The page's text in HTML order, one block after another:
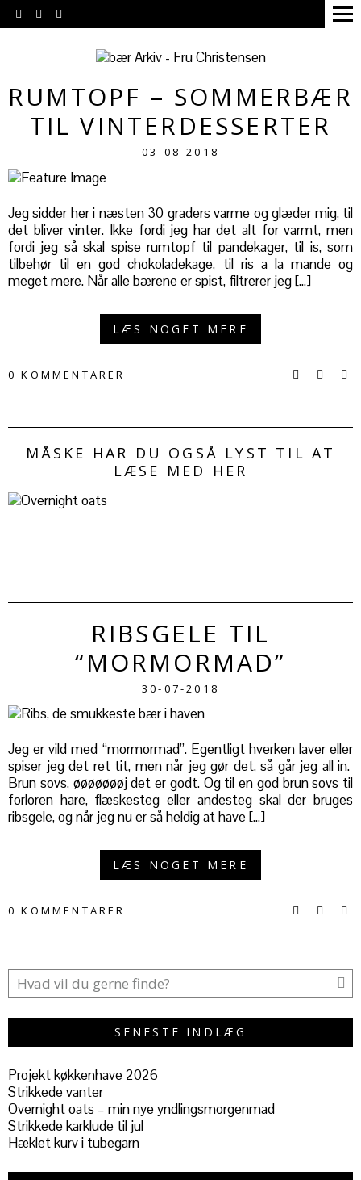
RUMTOPF – SOMMERBÆR
TIL VINTERDESSERTER
03-08-2018
Jeg sidder her i næsten 30 graders varme og glæder mig, til
det bliver vinter. Ikke fordi jeg har det alt for varmt, men
fordi jeg så skal spise rumtopf til pandekager, til is, som
tilbehør til en god chokoladekage, til ris a la mande og
meget mere. Når alle bærene er spist, filtrerer jeg […]
LÆS NOGET MERE
0 KOMMENTARER
MÅSKE HAR DU OGSÅ LYST TIL AT
LÆSE MED HER
RIBSGELE TIL
“MORMORMAD”
30-07-2018
Jeg er vild med “mormormad”. Egentligt hverken laver eller
spiser jeg det ret tit, men når jeg gør det, så går jeg all in.
Brun sovs, øøøøøøøj det er godt. Og til en god brun sovs til
forloren hare, flæskesteg eller andesteg skal der bruges
ribsgele, og når jeg nu er så heldig at have […]
LÆS NOGET MERE
0 KOMMENTARER
SENESTE INDLÆG
Projekt køkkenhave 2026
Strikkede vanter
Overnight oats – min nye yndlingsmorgenmad
Strikkede karklude til jul
Hæklet kurv i tubegarn